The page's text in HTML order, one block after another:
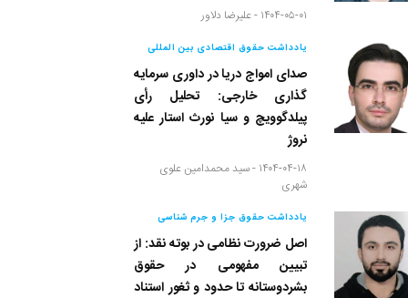
۱۴۰۴-۰۵-۰۱ - علیرضا دلاور
یادداشت حقوق اقتصادی بین المللی
صدای امواج دریا در داوری سرمایه
گذاری خارجی: تحلیل رأی
پیلدگوویچ و سیا نورث استار علیه
نروژ
۱۴۰۴-۰۴-۱۸ - سید محمدامین علوی
شهری
یادداشت حقوق جزا و جرم شناسی
اصل ضرورت نظامی در بوته نقد: از
تبیین مفهومی در حقوق
بشردوستانه تا حدود و ثغور استناد